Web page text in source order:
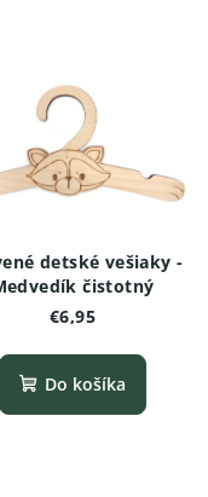
detské vešiaky -
čistotný
€6,95
Do košíka